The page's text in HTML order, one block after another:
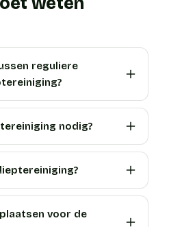
reguliere
nodig?
voor de